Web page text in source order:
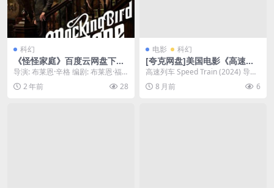
科幻
《怪怪家庭》百度云网盘下载.
阿里云盘.英语中字.(2012)
导演: 布莱恩·辛格 编剧: 布莱恩·福
勒 / Norm Liebmann 资源...
2 年前 28
电影 科幻
[夸克网盘]美国电影《高速列
车》（2024）动作 / 科幻
高速列车 Speed Train (2024) 导
演: 瑞安·弗朗西斯 编剧: ...
8 月前 6